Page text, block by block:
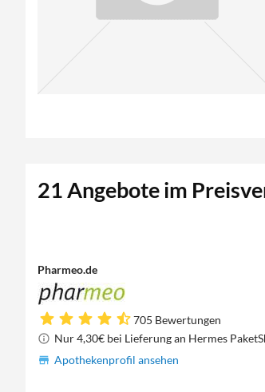
21 Angebote im
Pharmeo.de
705 Bewertungen
Nur 4,30€ bei Lieferung an Hermes
Apothekenprofil ansehen